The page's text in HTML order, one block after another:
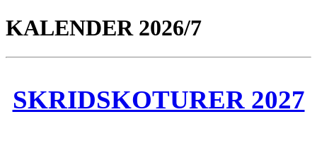
KALENDER 2026/7
SKRIDSKOTURER 2027